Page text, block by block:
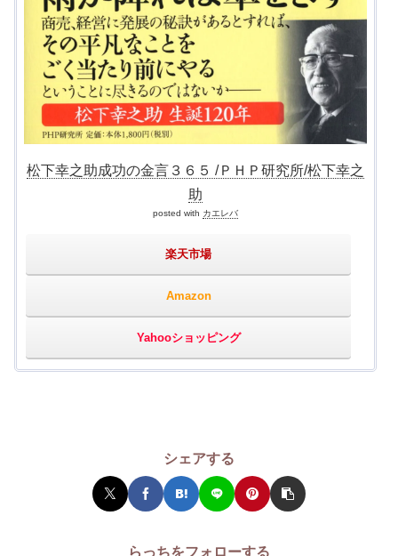
松下幸之助成功の金言３６５ /ＰＨＰ研究所/松下幸之
助
posted with カエレバ
楽天市場
Amazon
Yahooショッピング
シェアする
らっちをフォローする